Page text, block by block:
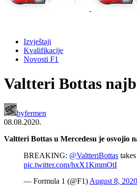
Izvještaji
Kvalifikacije
Novosti F1
Valtteri Bottas
byfermen
08.08.2020.
Valtteri Bottas u Mercedesu je osvojio
BREAKING: @ValtteriBottas
pic.twitter.com/hxX1KmmOtI
— Formula 1 (@F1)August 8, 2020